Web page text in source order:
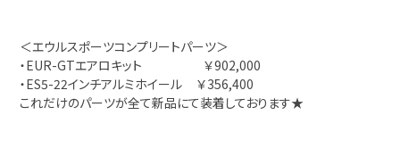
＜エウルスポーツコンプリートパーツ＞
・EUR-GTエアロキット ￥902,000
・ES5-22インチアルミホイール ￥356,400
これだけのパーツが全て新品にて装着しております★